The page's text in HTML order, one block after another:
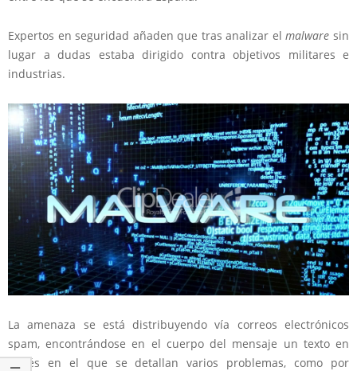
Expertos en seguridad añaden que tras analizar elmalware sin
lugar a dudas estaba dirigido contra objetivos militares e
industrias.
La amenaza se está distribuyendo vía correos electrónicos
spam, encontrándose en el cuerpo del mensaje un texto en
inglés en el que se detallan varios problemas, como por